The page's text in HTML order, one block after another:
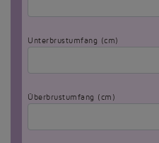
Unterbrustumfang (cm)
Überbrustumfang (cm)